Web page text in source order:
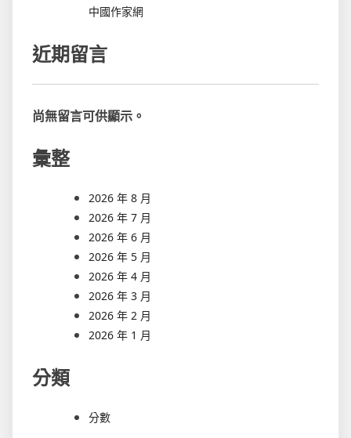
中國作家網
近期留言
尚無留言可供顯示。
彙整
2026 年 8 月
2026 年 7 月
2026 年 6 月
2026 年 5 月
2026 年 4 月
2026 年 3 月
2026 年 2 月
2026 年 1 月
分類
分數